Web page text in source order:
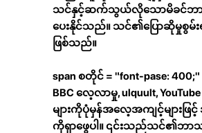
သင်နှင့်ဆက်သွယ်လိုသောမိခင်ဘာ
ပေးနိုင်သည်။ သင်၏ပြောဆိုမှုစွ
ဖြစ်သည်။
span စတိုင် = "font-pase:
BBC လေ့လာမှု, ulquult,
များကိုပုံမှန်အလေ့အကျင့်များဖ
ကိုရှာဖွေပါ။ ၎င်းသည်သင်၏ဘာသ